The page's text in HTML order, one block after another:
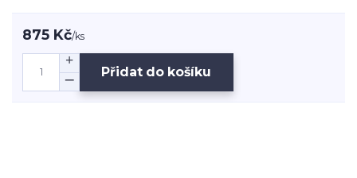
875 Kč/ks
Přidat do košíku